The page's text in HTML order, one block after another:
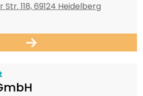
118, 69124 Heidelberg